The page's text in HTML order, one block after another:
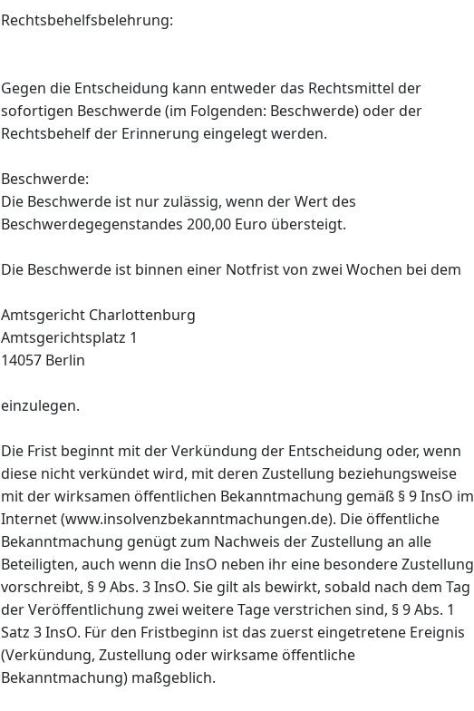
Rechtsbehelfsbelehrung:
Gegen die Entscheidung kann entweder das Rechtsmittel der
sofortigen Beschwerde (im Folgenden: Beschwerde) oder der
Rechtsbehelf der Erinnerung eingelegt werden.
Beschwerde:
Die Beschwerde ist nur zulässig, wenn der Wert des
Beschwerdegegenstandes 200,00 Euro übersteigt.
Die Beschwerde ist binnen einer Notfrist von zwei Wochen bei dem
Amtsgericht Charlottenburg
Amtsgerichtsplatz 1
14057 Berlin
einzulegen.
Die Frist beginnt mit der Verkündung der Entscheidung oder, wenn
diese nicht verkündet wird, mit deren Zustellung beziehungsweise
mit der wirksamen öffentlichen Bekanntmachung gemäß § 9 InsO im
Internet (www.insolvenzbekanntmachungen.de). Die öffentliche
Bekanntmachung genügt zum Nachweis der Zustellung an alle
Beteiligten, auch wenn die InsO neben ihr eine besondere Zustellung
vorschreibt, § 9 Abs. 3 InsO. Sie gilt als bewirkt, sobald nach dem Tag
der Veröffentlichung zwei weitere Tage verstrichen sind, § 9 Abs. 1
Satz 3 InsO. Für den Fristbeginn ist das zuerst eingetretene Ereignis
(Verkündung, Zustellung oder wirksame öffentliche
Bekanntmachung) maßgeblich.